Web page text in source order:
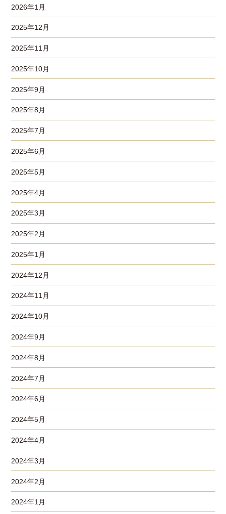
2026年1月
2025年12月
2025年11月
2025年10月
2025年9月
2025年8月
2025年7月
2025年6月
2025年5月
2025年4月
2025年3月
2025年2月
2025年1月
2024年12月
2024年11月
2024年10月
2024年9月
2024年8月
2024年7月
2024年6月
2024年5月
2024年4月
2024年3月
2024年2月
2024年1月